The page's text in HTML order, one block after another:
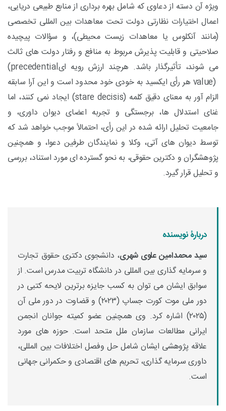
ویژه آن دسته از دعاوی که شامل بهره برداری از منابع طبیعی دریایی،
اعمال اختیارات نظارتی دولت تحت معاهدات بین المللی تخصصی
(مانند آنکلوس یا معاهدات زیست محیطی)، و سؤالات پیچیده
صلاحیتی و قابلیت پذیرش مربوط به منافع و رفتار دولت های ثالث
می شوند، تأثیرگذار باشد. هرچند ارزش رویه ای(precedential
value) هر رأی ایکسید به خودی خود محدود است و این آرا سابقه
الزام آور به معنای دقیق کلمه (stare decisis) ایجاد نمی کنند، اما
غنای استدلال ها، برجستگی و تجربه اعضای دیوان داوری، و
جامعیت تحلیل ارائه شده در این رأی، احتمالاً موجب خواهد شد که
توسط دیوان های آتی، وکلا و نمایندگان طرفین دعوا، و همچنین
پژوهشگران و دکترین حقوقی، به نحو گسترده ای مورد استناد، بررسی
و تحلیل قرار گیرد.
دربارۀ نویسنده
سید محمدامین علوی شهری، دانشجوی دکتری حقوق تجارت
و سرمایه گذاری بین المللی در دانشگاه تربیت مدرس است. از
سوابق ایشان می توان به کسب جایزه برترین لایحه کتبی در
دور ملیموت کورت جساپ (۲۰۲۳) و قضاوت در دور ملی آن
(۲۰۲۵) اشاره کرد. وی همچنین عضو کمیته جوانان انجمن
ایرانی مطالعات سازمان ملل متحد است. حوزه های مورد
علاقه پژوهشی ایشان شامل حل وفصل اختلافات بین المللی،
داوری سرمایه گذاری، تحریم های اقتصادی و حکمرانی جهانی
است.